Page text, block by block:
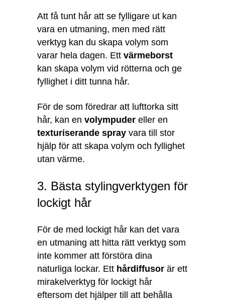
Att få tunt hår att se fylligare ut kan
vara en utmaning, men med rätt
verktyg kan du skapa volym som
varar hela dagen. Ett värmeborst
kan skapa volym vid rötterna och ge
fyllighet i ditt tunna hår.
För de som föredrar att lufttorka sitt
hår, kan en volympuder eller en
texturiserande spray vara till stor
hjälp för att skapa volym och fyllighet
utan värme.
3. Bästa stylingverktygen för
lockigt hår
För de med lockigt hår kan det vara
en utmaning att hitta rätt verktyg som
inte kommer att förstöra dina
naturliga lockar. Ett hårdiffusor är ett
mirakelverktyg för lockigt hår
eftersom det hjälper till att behålla